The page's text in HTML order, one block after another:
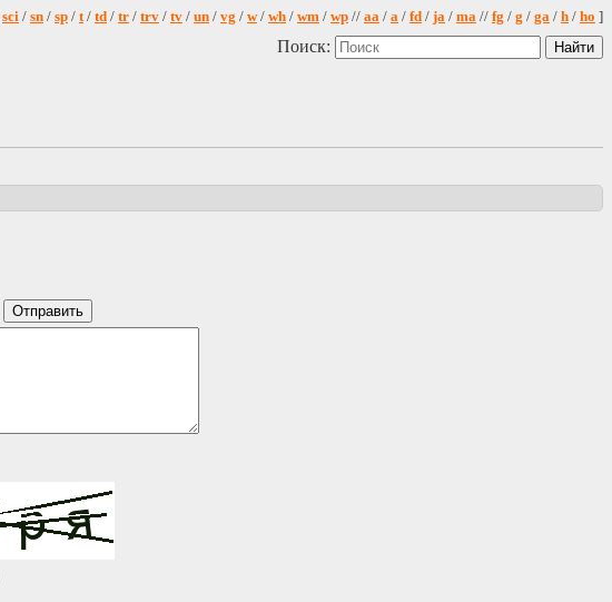
sci / sn / sp / t/ td / tr / trv / tv / un / vg / w/ wh / wm / wp // aa / a / fd / ja / ma // fg / g / ga / h / ho ]
Поиск: